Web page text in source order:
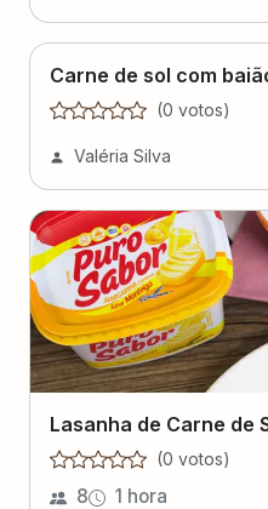
Carne de sol com
(0 votos)
Valéria Silva
Lasanha de Carne de
(0 votos)
8 1 hora